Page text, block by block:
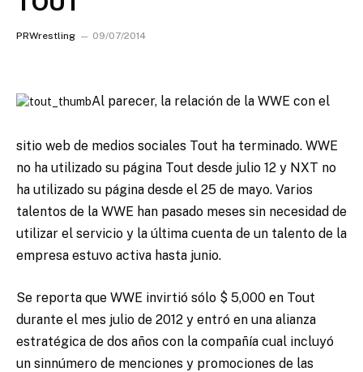
PRWrestling 09/07/2014
Al parecer, la relación de la WWE con el
sitio web de medios sociales Tout ha terminado. WWE
no ha utilizado su página Tout desde julio 12 y NXT no
ha utilizado su página desde el 25 de mayo. Varios
talentos de la WWE han pasado meses sin necesidad de
utilizar el servicio y la última cuenta de un talento de la
empresa estuvo activa hasta junio.
Se reporta que WWE invirtió sólo $ 5,000 en Tout
durante el mes julio de 2012 y entró en una alianza
estratégica de dos años con la compañía cual incluyó
un sinnúmero de menciones y promociones de las